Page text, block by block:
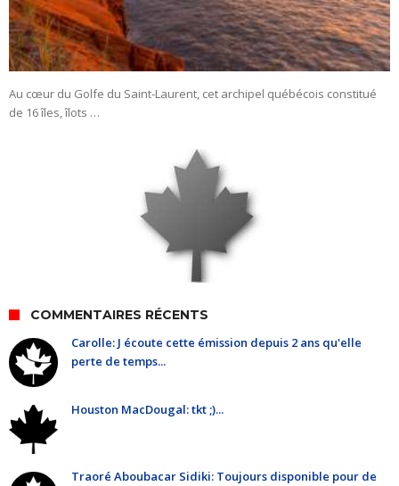
Au cœur du Golfe du Saint-Laurent, cet archipel québécois constitué
de 16 îles, îlots …
COMMENTAIRES RÉCENTS
Carolle: J écoute cette émission depuis 2 ans qu'elle
perte de temps...
Houston MacDougal: tkt ;)...
Traoré Aboubacar Sidiki: Toujours disponible pour de